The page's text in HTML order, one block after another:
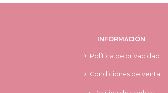
INFORMACIÓN
Política de privacidad
Condiciones de venta